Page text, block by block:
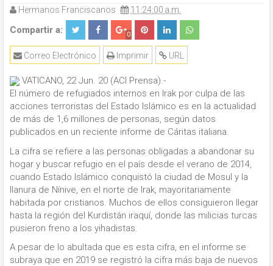
Hermanos Franciscanos 11:24:00 a.m.
Compartir a: 0
URL
Imprimir
Correo Electrónico
VATICANO, 22 Jun. 20 (ACI Prensa).-
El número de refugiados internos en Irak por culpa de las
acciones terroristas del Estado Islámico es en la actualidad
de más de 1,6 millones de personas, según datos
publicados en un reciente informe de Cáritas italiana.
La cifra se refiere a las personas obligadas a abandonar su
hogar y buscar refugio en el país desde el verano de 2014,
cuando Estado Islámico conquistó la ciudad de Mosul y la
llanura de Nínive, en el norte de Irak, mayoritariamente
habitada por cristianos. Muchos de ellos consiguieron llegar
hasta la región del Kurdistán iraquí, donde las milicias turcas
pusieron freno a los yihadistas.
A pesar de lo abultada que es esta cifra, en el informe se
subraya que en 2019 se registró la cifra más baja de nuevos